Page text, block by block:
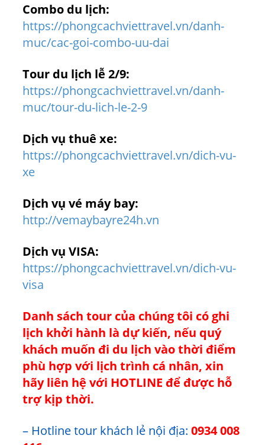
Combo du lịch:
https://phongcachviettravel.vn/danh-
muc/cac-goi-combo-uu-dai
Tour du lịch lễ 2/9:
https://phongcachviettravel.vn/danh-
muc/tour-du-lich-le-2-9
Dịch vụ thuê xe:
https://phongcachviettravel.vn/dich-vu-
xe
Dịch vụ vé máy bay:
http://vemaybayre24h.vn
Dịch vụ VISA:
https://phongcachviettravel.vn/dich-vu-
visa
Danh sách tour của chúng tôi có ghi
lịch khởi hành là dự kiến, nếu quý
khách muốn đi du lịch vào thời điểm
phù hợp với lịch trình cá nhân, xin
hãy liên hệ với HOTLINE để được hỗ
trợ kịp thời.
– Hotline tour khách lẻ nội địa: 0934 008